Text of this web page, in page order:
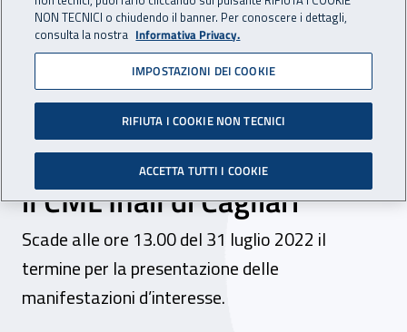
DR Sardegna:
manifestazione di interesse
per l'acquisizione del
macchinario di risonanza
magnetica dismesso presso
il CML Inail di Cagliari
Scade alle ore 13.00 del 31 luglio 2022 il
termine per la presentazione delle
manifestazioni d’interesse.
NON TECNICI o chiudendo il banner. Per conoscere i dettagli,
consulta la nostra Informativa Privacy.
IMPOSTAZIONI DEI COOKIE
RIFIUTA I COOKIE NON TECNICI
ACCETTA TUTTI I COOKIE